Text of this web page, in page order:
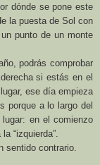
dónde se pone este
la puesta de Sol con
punto de un monte
podrás comprobar
si estás en el
ese día empieza
porque a lo largo del
en el comienzo
“izquierda”.
sentido contrario.